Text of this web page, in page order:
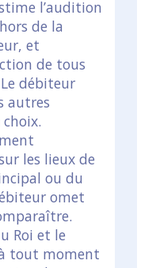
l’audition
de la
et
de tous
débiteur
autres
les lieux de
ou du
omet
Roi et le
tout moment